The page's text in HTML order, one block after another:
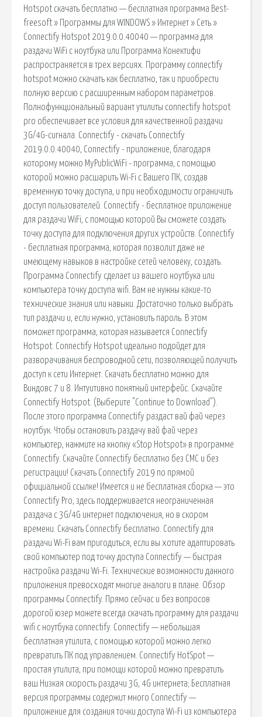
Hotspot скачать бесплатно — бесплатная программа Best-
freesoft » Программы для WINDOWS » Интернет » Сеть »
Connectify Hotspot 2019.0.0.40040 — программа для
раздачи WiFi с ноутбука или Программа Конектифи
распространяется в трех версиях. Программу connectify
hotspot можно скачать как бесплатно, так и приобрести
полную версию с расширенным набором параметров.
Полнофункциональный вариант утилиты connectify hotspot
pro обеспечивает все условия для качественной раздачи
3G/4G-сигнала. Connectify - скачать Connectify
2019.0.0.40040, Connectify - приложение, благодаря
которому можно MyPublicWiFi - программа, с помощью
которой можно расшарить Wi-Fi с Вашего ПК, создав
временную точку доступа, и при необходимости ограничить
доступ пользователей. Connectify - бесплатное приложение
для раздачи WiFi, с помощью которой Вы сможете создать
точку доступа для подключения других устройств. Connectify
- бесплатная программа, которая позволит даже не
имеющему навыков в настройке сетей человеку, создать.
Программа Connectify сделает из вашего ноутбука или
компьютера точку доступа wifi. Вам не нужны какие-то
технические знания или навыки. Достаточно только выбрать
тип раздачи и, если нужно, установить пароль. В этом
поможет программа, которая называется Connectify
Hotspot. Connectify Hotspot идеально подойдет для
разворачивания беспроводной сети, позволяющей получить
доступ к сети Интернет. Скачать бесплатно можно для
Виндовс 7 и 8. Интуитивно понятный интерфейс. Скачайте
Connectify Hotspot. (Выберите "Continue to Download").
После этого программа Connectify раздаст вай фай через
ноутбук. Чтобы остановить раздачу вай фай через
компьютер, нажмите на кнопку «Stop Hotspot» в программе
Connectify. Скачайте Connectify бесплатно без СМС и без
регистрации! Скачать Connectify 2019 по прямой
официальной ссылке! Имеется и не бесплатная сборка — это
Connectify Pro, здесь поддерживается неограниченная
раздача с 3G/4G интернет подключения, но в скором
времени. Скачать Connectify бесплатно. Connectify для
раздачи Wi-Fi вам пригодиться, если вы хотите адаптировать
свой компьютер под точку доступа Connectify — быстрая
настройка раздачи Wi-Fi. Технические возможности данного
приложения превосходят многие аналоги в плане. Обзор
программы Connectify. Прямо сейчас и без вопросов
дорогой юзер можете всегда скачать программу для раздачи
wifi с ноутбука connectify. Connectify — небольшая
бесплатная утилита, с помощью которой можно легко
превратить ПК под управлением. Connectify HotSpot —
простая утилита, при помощи которой можно превратить
ваш Низкая скорость раздачи 3G, 4G интернета; Бесплатная
версия программы содержит много Connectify —
приложение для создания точки доступа Wi-Fi из компьютера